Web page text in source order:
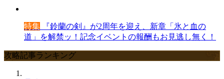
特集 『鈴蘭の剣』が2周年を迎え、新章「氷と血の
道」を解禁ッ！記念イベントの報酬もお見逃し無く！
攻略記事ランキング